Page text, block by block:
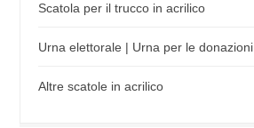
Scatola per il trucco in acrilico
Urna elettorale | Urna per le donazioni
Altre scatole in acrilico